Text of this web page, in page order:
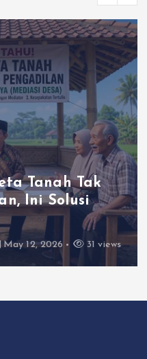
Tanah Tak
Ini Solusi
May 12, 2026 31 views